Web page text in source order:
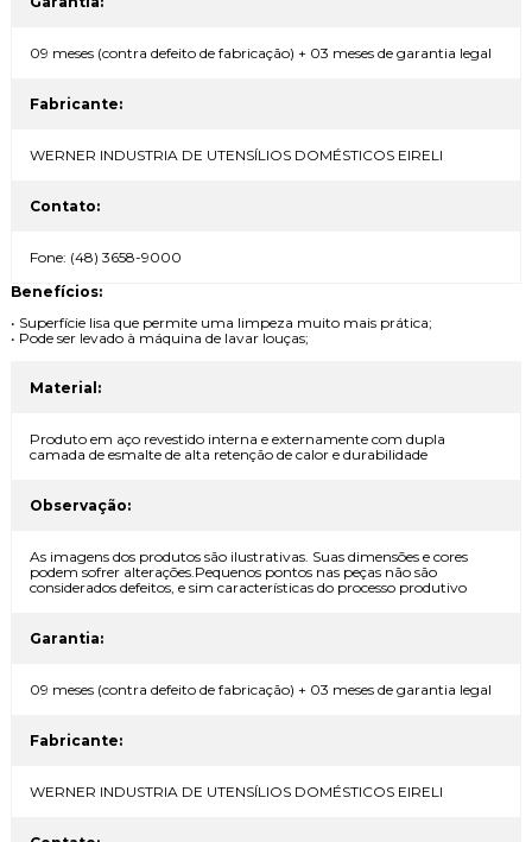
09 meses (contra defeito de fabricação) + 03 meses de garantia legal
Fabricante:
WERNER INDUSTRIA DE UTENSÍLIOS DOMÉSTICOS EIRELI
Contato:
Fone: (48) 3658-9000
Benefícios:
• Superfície lisa que permite uma limpeza muito mais prática;
• Pode ser levado à máquina de lavar louças;
Material:
Produto em aço revestido interna e externamente com dupla
camada de esmalte de alta retenção de calor e durabilidade
Observação:
As imagens dos produtos são ilustrativas. Suas dimensões e cores
podem sofrer alterações.Pequenos pontos nas peças não são
considerados defeitos, e sim características do processo produtivo
Garantia:
09 meses (contra defeito de fabricação) + 03 meses de garantia legal
Fabricante:
WERNER INDUSTRIA DE UTENSÍLIOS DOMÉSTICOS EIRELI